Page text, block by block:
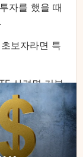
자를 했을 때
보자라면 특
사려면 기본
조금 까다로
이라면 교육
시면 되겠습